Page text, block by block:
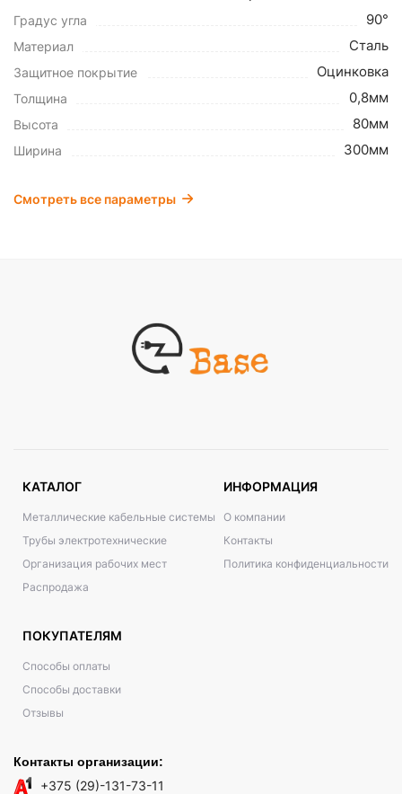
Градус угла 90°
Материал Сталь
Защитное покрытие Оцинковка
Толщина 0,8мм
Высота 80мм
Ширина 300мм
Смотреть все параметры
КАТАЛОГ
Металлические кабельные системы
Трубы электротехнические
Организация рабочих мест
Распродажа
ИНФОРМАЦИЯ
О компании
Контакты
Политика конфиденциальности
ПОКУПАТЕЛЯМ
Способы оплаты
Способы доставки
Отзывы
Контакты организации:
+375 (29)-131-73-11